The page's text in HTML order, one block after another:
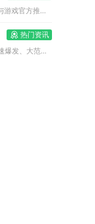
在QQ飞车中购买点券最划算的方式是优先参与游戏官方推出的点券...
热门资讯
金铲铲之战6游侠羁绊触发后，会通过高频攻速爆发、大范围攻击覆...